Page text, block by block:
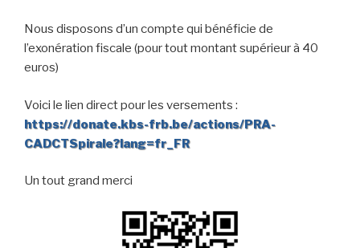
Nous disposons d’un compte qui bénéficie de
l’exonération fiscale (pour tout montant supérieur à 40
euros)
Voici le lien direct pour les versements :
https://donate.kbs-frb.be/actions/PRA-
CADCTSpirale?lang=fr_FR
Un tout grand merci